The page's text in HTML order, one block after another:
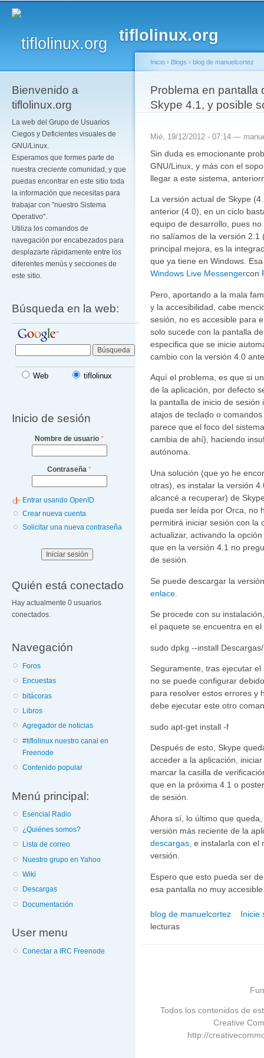
tiflolinux.org
Bienvenido a
tiflolinux.org
La web del Grupo de Usuarios
Ciegos y Deficientes visuales de
GNU/Linux.
Esperamos que formes parte de
nuestra creciente comunidad, y que
puedas encontrar en este sitio toda
la información que necesitas para
trabajar con "nuestro Sistema
Operativo".
Utiliza los comandos de
navegación por encabezados para
desplazarte rápidamente entre los
diferentes menús y secciones de
este sitio.
Búsqueda en la web:
Web tiflolinux
Inicio de sesión
Nombre de usuario *
Contraseña *
Entrar usando OpenID
Crear nueva cuenta
Solicitar una nueva contraseña
Quién está conectado
Hay actualmente 0 usuarios
conectados.
Navegación
Foros
Encuestas
bitácoras
Libros
Agregador de noticias
#tiflolinux nuestro canal en
Freenode
Contenido popular
Menú principal:
Esencial Radio
¿Quiénes somos?
Lista de correo
Nuestro grupo en Yahoo
Wiki
Descargas
Documentación
User menu
Conectar a IRC Freenode
Se encuentra usted
Inicio › Blogs › blog de manuelcortez
Problema en pantalla
Skype 4.1, y posible
Mié, 19/12/2012 - 07:14 —
Sin duda es emocionante
GNU/Linux, y más con el
llegar a este sistema,
La versión actual de Skype
anterior (4.0), en un ciclo
equipo de desarrollo, pues
no salíamos de la versión 2.1
principal mejora, es la
que ya tiene en Windows.
Windows Live Messengercon
Pero, aportando a la mala
y la accesibilidad, cabe
sesión, no es accesible para
solo sucede con la pantalla
especifica que se inicie
cambio con la versión 4.0
Aquí el problema, es que si
de la aplicación, por defecto
la pantalla de inicio de
atajos de teclado o
parece que el foco del
cambia de ahí), haciendo
autónoma.
Una solución (que yo he
otras), es instalar la versión
alcancé a recuperar) de
pueda ser leída por Orca, no
permitirá iniciar sesión con la
actualizar, activando la
que en la versión 4.1 no
de sesión.
Se puede descargar la
enlace.
Se procede con su
el paquete se encuentra en
sudo dpkg --install
Seguramente, tras ejecutar
no se puede configurar
para resolver estos errores y
debe ejecutar este otro
sudo apt-get install -f
Después de esto, Skype
acceder a la aplicación,
marcar la casilla de
que en la próxima 4.1 o
de sesión.
Ahora sí, lo último que
versión más reciente de la
descargas, e instalarla con el
versión.
Espero que esto pueda ser
esa pantalla no muy
blog de manuelcortez
Inicie
lecturas
Todos los contenidos de
Creative
http://